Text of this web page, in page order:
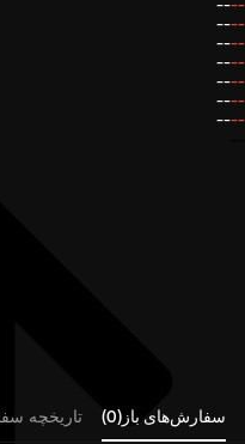
--
--
--
--
--
--
--
--
--
--
--
--
سفارش‌های باز(0) تاریخچه